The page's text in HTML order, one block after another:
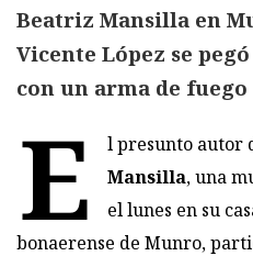
Beatriz Mansilla en
Vicente López se
con un arma de
E l presunto autor
Mansilla, una
el lunes en su
bonaerense de Munro,